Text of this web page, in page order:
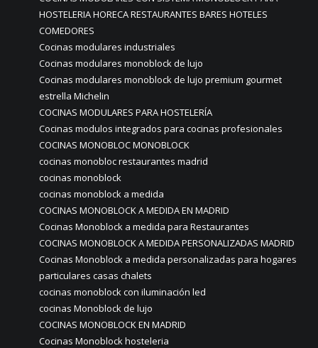
HOSTELERIA HORECA RESTAURANTES BARES HOTELES
COMEDORES
Cocinas modulares industriales
Cocinas modulares monoblock de lujo
Cocinas modulares monoblock de lujo premium gourmet
estrella Michelin
COCINAS MODULARES PARA HOSTELERÍA
Cocinas modulos integrados para cocinas profesionales
COCINAS MONOBLOC MONOBLOCK
cocinas monobloc restaurantes madrid
cocinas monoblock
cocinas monoblock a medida
COCINAS MONOBLOCK A MEDIDA EN MADRID
Cocinas Monoblock a medida para Restaurantes
COCINAS MONOBLOCK A MEDIDA PERSONALIZADAS MADRID
Cocinas Monoblock a medida personalizadas para hogares
particulares casas chalets
cocinas monoblock con iluminación led
cocinas Monoblock de lujo
COCINAS MONOBLOCK EN MADRID
Cocinas Monoblock hosteleria